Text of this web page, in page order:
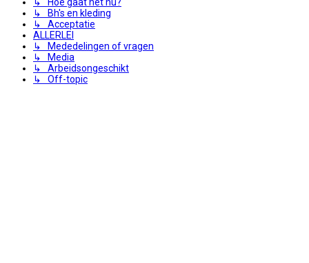
↳ Bh's en kleding
↳ Acceptatie
ALLERLEI
↳ Mededelingen of vragen
↳ Media
↳ Arbeidsongeschikt
↳ Off-topic